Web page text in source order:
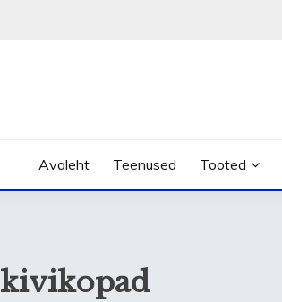
Avaleht Teenused Tooted
kivikopad